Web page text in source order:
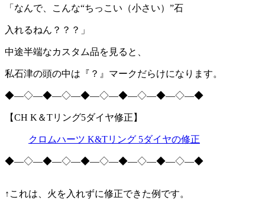
「なんで、こんな“ちっこい（小さい）”石
入れるねん？？？」
中途半端なカスタム品を見ると、
私石津の頭の中は『？』マークだらけになります。
◆―◇―◆―◇―◆―◇―◆―◇―◆―◇―◆
【CH K＆Tリング5ダイヤ修正】
クロムハーツ K&Tリング 5ダイヤの修正
◆―◇―◆―◇―◆―◇―◆―◇―◆―◇―◆
↑これは、火を入れずに修正できた例です。